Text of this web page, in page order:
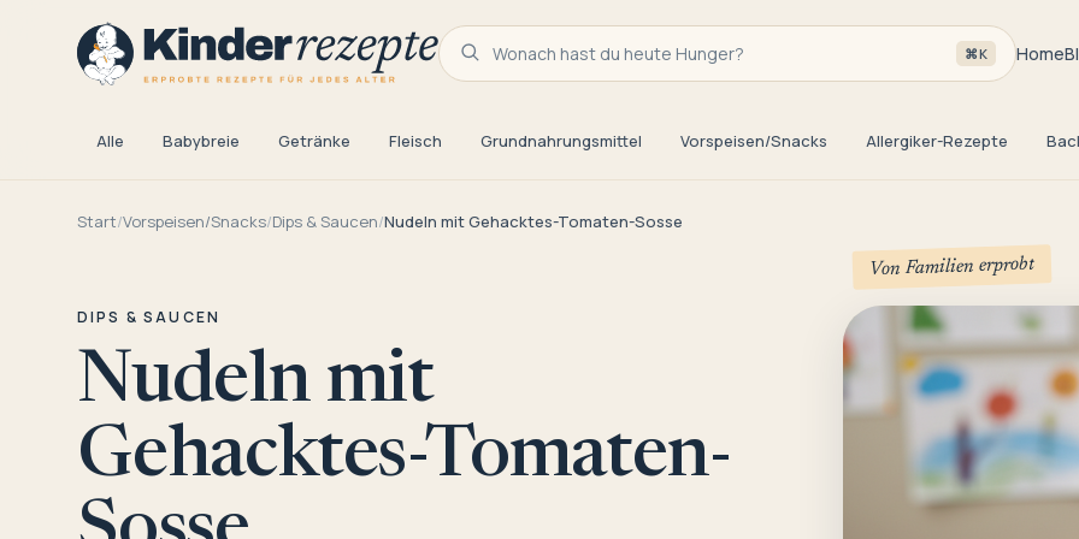
Wonach hast du heute Hunger? ⌘K Home
Alle Babybreie Getränke Fleisch Grundnahrungsmittel Vorspeisen/Snacks Allergiker-Rezepte
Start/Vorspeisen/Snacks/Dips & Saucen/Nudeln mit Gehacktes-Tomaten-Sosse
DIPS & SAUCEN
Nudeln mit
Gehacktes-Tomaten-
Von Familien erprobt